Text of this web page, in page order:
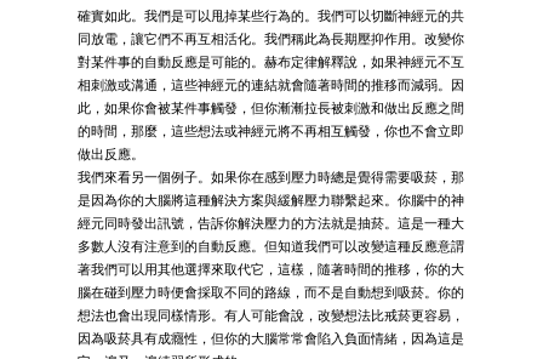
確實如此。我們是可以甩掉某些行為的。我們可以切斷神經元的共
同放電，讓它們不再互相活化。我們稱此為長期壓抑作用。改變你
對某件事的自動反應是可能的。赫布定律解釋說，如果神經元不互
相刺激或溝通，這些神經元的連結就會隨著時間的推移而減弱。因
此，如果你會被某件事觸發，但你漸漸拉長被刺激和做出反應之間
的時間，那麼，這些想法或神經元將不再相互觸發，你也不會立即
做出反應。
我們來看另一個例子。如果你在感到壓力時總是覺得需要吸菸，那
是因為你的大腦將這種解決方案與緩解壓力聯繫起來。你腦中的神
經元同時發出訊號，告訴你解決壓力的方法就是抽菸。這是一種大
多數人沒有注意到的自動反應。但知道我們可以改變這種反應意謂
著我們可以用其他選擇來取代它，這樣，隨著時間的推移，你的大
腦在碰到壓力時便會採取不同的路線，而不是自動想到吸菸。你的
想法也會出現同樣情形。有人可能會說，改變想法比戒菸更容易，
因為吸菸具有成癮性，但你的大腦常常會陷入負面情緒，因為這是